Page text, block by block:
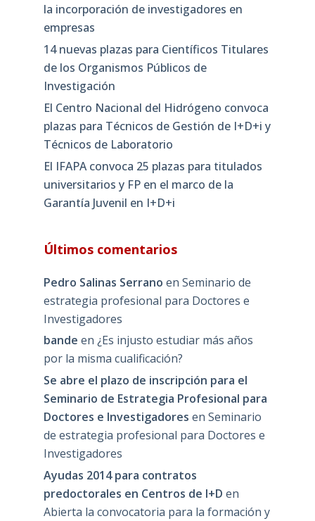
la incorporación de investigadores en
empresas
14 nuevas plazas para Científicos Titulares
de los Organismos Públicos de
Investigación
El Centro Nacional del Hidrógeno convoca
plazas para Técnicos de Gestión de I+D+i y
Técnicos de Laboratorio
El IFAPA convoca 25 plazas para titulados
universitarios y FP en el marco de la
Garantía Juvenil en I+D+i
Últimos comentarios
Pedro Salinas Serrano en Seminario de
estrategia profesional para Doctores e
Investigadores
bande en ¿Es injusto estudiar más años
por la misma cualificación?
Se abre el plazo de inscripción para el
Seminario de Estrategia Profesional para
Doctores e Investigadores en Seminario
de estrategia profesional para Doctores e
Investigadores
Ayudas 2014 para contratos
predoctorales en Centros de I+D en
Abierta la convocatoria para la formación y